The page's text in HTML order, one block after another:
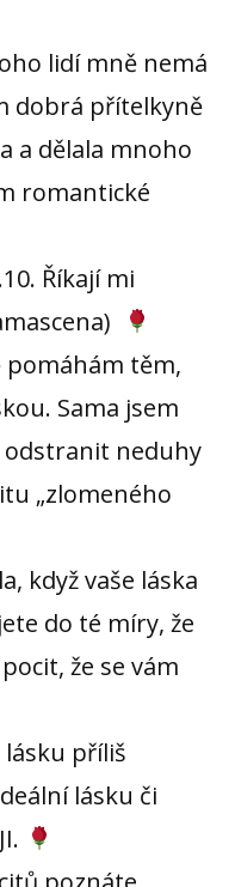
lidí mně nemá
dobrá přítelkyně
a dělala mnoho
romantické
Říkají mi
pomáhám těm,
Sama jsem
odstranit neduhy
„zlomeného
když vaše láska
do té míry, že
že se vám
lásku příliš
lásku či